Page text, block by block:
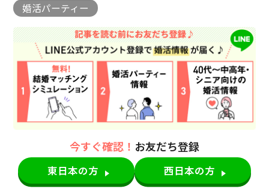
婚活パーティー
今すぐ確認！ お友だち登録
東日本の方 西日本の方